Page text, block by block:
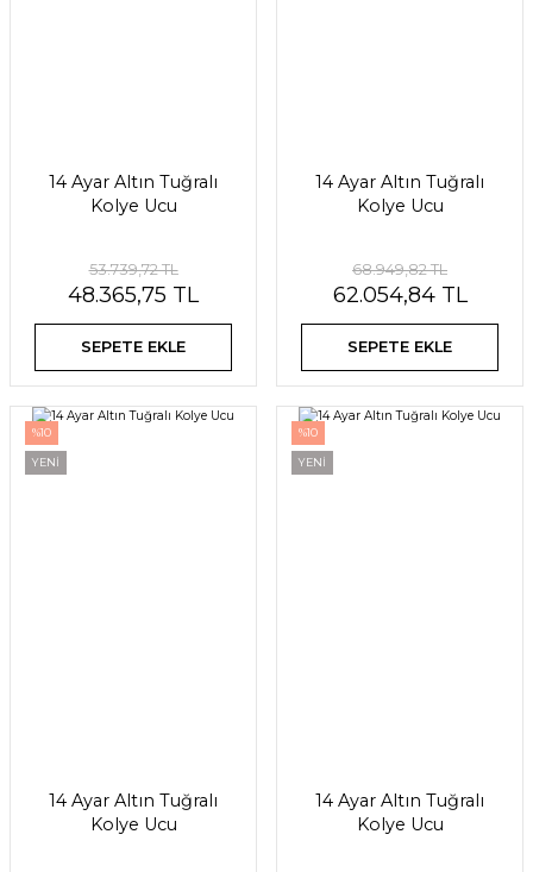
14 Ayar Altın Tuğralı
Kolye Ucu
53.739,72 TL
48.365,75 TL
SEPETE EKLE
14 Ayar Altın Tuğralı
Kolye Ucu
68.949,82 TL
62.054,84 TL
SEPETE EKLE
%10
YENİ
14 Ayar Altın Tuğralı
Kolye Ucu
%10
YENİ
14 Ayar Altın Tuğralı
Kolye Ucu